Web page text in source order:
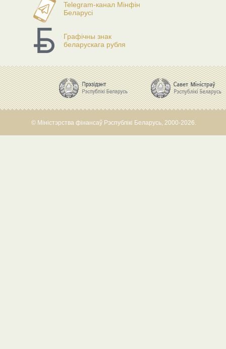
Telegram-канал Мінфін
Беларусі
Графічны знак
беларускага рубля
© Міністэрства фінансаў Рэспублікі Беларусь, 2000-2026.